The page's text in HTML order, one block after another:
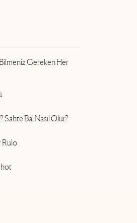
Gereken Her
Sahte Bal Nasıl Olur?
Rulo